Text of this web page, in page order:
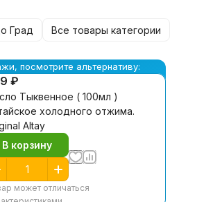
Град Все товары категории
посмотрите альтернативу:
₽
Тыквенное ( 100мл )
холодного отжима.
Altay
В корзину
может отличаться